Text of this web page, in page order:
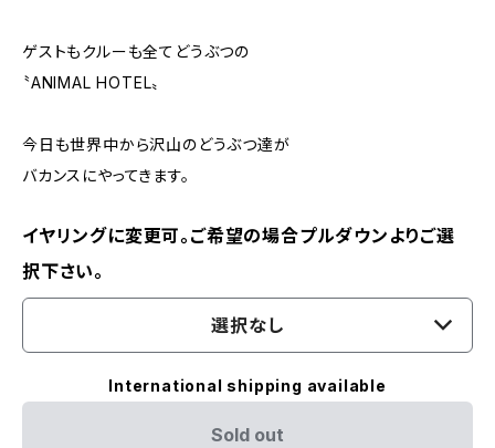
ゲストもクルーも全てどうぶつの
〝ANIMAL HOTEL〟
今日も世界中から沢山のどうぶつ達が
バカンスにやってきます。
イヤリングに変更可。ご希望の場合プルダウンよりご選
択下さい。
選択なし
International shipping available
Sold out